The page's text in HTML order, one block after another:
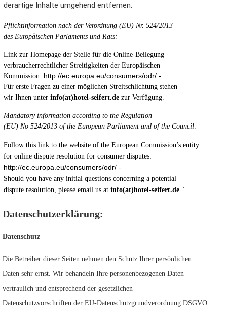
derartige Inhalte umgehend entfernen.
Pflichtinformation nach der Verordnung (EU) Nr. 524/2013
des Europäischen Parlaments und Rats:
Link zur Homepage der Stelle für die Online-Beilegung
verbraucherrechtlicher Streitigkeiten der Europäischen
Kommission: http://ec.europa.eu/consumers/odr/ -
Für erste Fragen zu einer möglichen Streitschlichtung stehen
wir Ihnen unter info(at)hotel-seifert.de zur Verfügung.
Mandatory information according to the Regulation
(EU) No 524/2013 of the European Parliament and of the Council:
Follow this link to the website of the European Commission’s entity
for online dispute resolution for consumer disputes:
http://ec.europa.eu/consumers/odr/ -
Should you have any initial questions concerning a potential
dispute resolution, please email us at info(at)hotel-seifert.de "
Datenschutzerklärung:
Datenschutz
Die Betreiber dieser Seiten nehmen den Schutz Ihrer persönlichen
Daten sehr ernst. Wir behandeln Ihre personenbezogenen Daten
vertraulich und entsprechend der gesetzlichen
Datenschutzvorschriften der EU-Datenschutzgrundverordnung DSGVO